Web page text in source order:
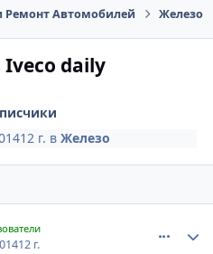
Ремонт Автомобилей Железо
daily
12 г. вЖелезо
12 г.